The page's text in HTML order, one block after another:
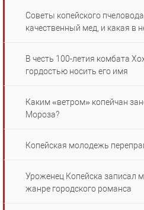
Советы копейского
качественный мед, и какая в
В честь 100-летия комбата
гордостью носить его имя
Каким «ветром» копейчан
Мороза?
Копейская молодежь
Уроженец Копейска записал
жанре городского романса